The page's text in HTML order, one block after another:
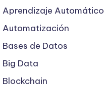
Aprendizaje Automático
Automatización
Bases de Datos
Big Data
Blockchain